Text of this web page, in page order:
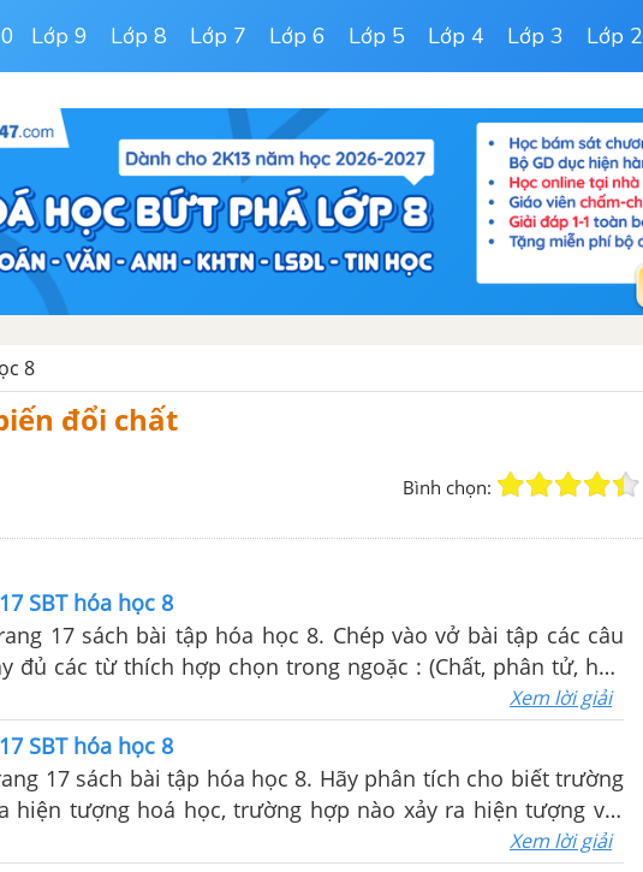
Lớp 9 Lớp 8 Lớp 7 Lớp 6 Lớp 5 Lớp 4 Lớp 3 Lớp 2
8
đổi chất
Bình chọn:
SBT hóa học 8
17 sách bài tập hóa học 8. Chép vào vở bài tập các câu
đủ các từ thích hợp chọn trong ngoặc : (Chất, phân tử, hóa
Xem lời giải
SBT hóa học 8
17 sách bài tập hóa học 8. Hãy phân tích cho biết trường
hiện tượng hoá học, trường hợp nào xảy ra hiện tượng vật
Xem lời giải